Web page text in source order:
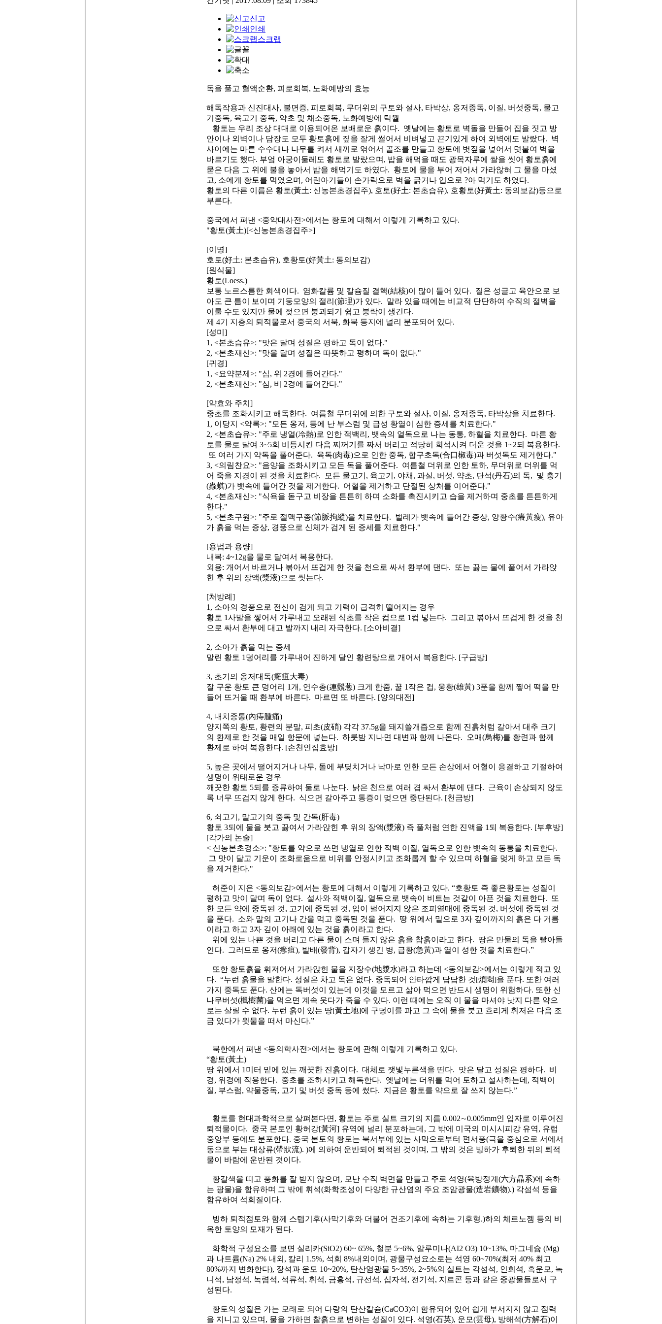
신고
인쇄
스크랩
독을 풀고 혈액순환, 피로회복, 노화예방의 효능
해독작용과 신진대사, 불면증, 피로회복, 무더위의 구토와 설사, 타박상, 옹저종독, 이질, 버섯중독, 물고
기중독, 육고기 중독, 약초 및 채소중독, 노화예방에 탁월
황토는 우리 조상 대대로 이용되어온 보배로운 흙이다. 옛날에는 황토로 벽돌을 만들어 집을 짓고 방
안이나 외벽이나 담장도 모두 황토흙에 짚을 잘게 썰어서 비벼넣고 끈기있게 하여 외벽에도 발랐다. 벽
사이에는 마른 수수대나 나무를 켜서 새끼로 엮어서 골조를 만들고 황토에 볏짚을 넣어서 덧붙여 벽을
바르기도 했다. 부엌 아궁이둘레도 황토로 발랐으며, 밥을 해먹을 때도 광목자루에 쌀을 씻어 황토흙에
묻은 다음 그 위에 불을 놓아서 밥을 해먹기도 하였다. 황토에 물을 부어 저어서 가라않혀 그 물을 마셨
고, 소에게 황토를 먹였으며, 어린아기들이 손가락으로 벽을 긁거나 입으로 ?아 먹기도 하였다.
황토의 다른 이름은 황토(黃土: 신농본초경집주), 호토(好土: 본초습유), 호황토(好黃土: 동의보감)등으로
부른다.
중국에서 펴낸 <중약대사전>에서는 황토에 대해서 이렇게 기록하고 있다.
"황토(黃土)[<신농본초경집주>]
[이명]
호토(好土: 본초습유), 호황토(好黃土: 동의보감)
[원식물]
황토(Loess.)
보통 노르스름한 회색이다. 염화칼륨 및 칼슘질 결핵(結核)이 많이 들어 있다. 질은 성글고 육안으로 보
아도 큰 틈이 보이며 기둥모양의 절리(節理)가 있다. 말라 있을 때에는 비교적 단단하여 수직의 절벽을
이룰 수도 있지만 물에 젖으면 붕괴되기 쉽고 붕락이 생긴다.
제 4기 지층의 퇴적물로서 중국의 서북, 화북 등지에 널리 분포되어 있다.
[성미]
1, <본초습유>: "맛은 달며 성질은 평하고 독이 없다."
2, <본초재신>: "맛을 달며 성질은 따뜻하고 평하며 독이 없다."
[귀경]
1, <요약분제>: "심, 위 2경에 들어간다."
2, <본초재신>: "심, 비 2경에 들어간다."
[약효와 주치]
중초를 조화시키고 해독한다. 여름철 무더위에 의한 구토와 설사, 이질, 옹저종독, 타박상을 치료한다.
1, 이당지 <약록>: "모든 옹저, 등에 난 부스럼 및 급성 황열이 심한 증세를 치료한다."
2, <본초습유>: "주로 냉열(冷熱)로 인한 적백리, 뱃속의 열독으로 나는 동통, 하혈을 치료한다. 마른 황
토를 물로 달여 3~5회 비등시킨 다음 찌꺼기를 짜서 버리고 적당히 희석시켜 더운 것을 1~2되 복용한다.
또 여러 가지 약독을 풀어준다. 육독(肉毒)으로 인한 중독, 합구초독(合口椒毒)과 버섯독도 제거한다."
3, <의림찬요>: "음양을 조화시키고 모든 독을 풀어준다. 여름철 더위로 인한 토하, 무더위로 더위를 먹
어 죽을 지경이 된 것을 치료한다. 모든 물고기, 육고기, 야채, 과실, 버섯, 약초, 단석(丹石)의 독, 및 충기
(蟲蜞)가 뱃속에 들어간 것을 제거한다. 어혈을 제거하고 단절된 상처를 이어준다."
4, <본초재신>: "식욕을 돋구고 비장을 튼튼히 하며 소화를 촉진시키고 습을 제거하며 중초를 튼튼하게
한다."
5, <본초구원>: "주로 절맥구종(節脈拘縱)을 치료한다. 벌레가 뱃속에 들어간 증상, 양황수(癢黃瘦), 유아
가 흙을 먹는 증상, 경풍으로 신체가 검게 된 증세를 치료한다."
[용법과 용량]
내복: 4~12g을 물로 달여서 복용한다.
외용: 개어서 바르거나 볶아서 뜨겁게 한 것을 천으로 싸서 환부에 댄다. 또는 끓는 물에 풀어서 가라앉
힌 후 위의 장액(漿液)으로 씻는다.
[처방례]
1, 소아의 경풍으로 전신이 검게 되고 기력이 급격히 떨어지는 경우
황토 1사발을 찧어서 가루내고 오래된 식초를 작은 컵으로 1컵 넣는다. 그리고 볶아서 뜨겁게 한 것을 천
으로 싸서 환부에 대고 발까지 내리 자극한다. [소아비결]
2, 소아가 흙을 먹는 증세
말린 황토 1덩어리를 가루내어 진하게 달인 황련탕으로 개어서 복용한다. [구급방]
3, 초기의 옹저대독(癰疽大毒)
잘 구운 황토 큰 덩어리 1개, 연수총(連鬚葱) 크게 한줌, 꿀 1작은 컵, 웅황(雄黃) 3푼을 함께 찧어 떡을 만
들어 뜨거울 때 환부에 바른다. 마르면 또 바른다. [양의대전]
4, 내치종통(內痔腫痛)
양지쪽의 황토, 황련의 분말, 피초(皮硝) 각각 37.5g을 돼지쓸개즙으로 함께 진흙처럼 갈아서 대추 크기
의 환제로 한 것을 매일 항문에 넣는다. 하룻밤 지나면 대변과 함께 나온다. 오매(烏梅)를 황련과 함께
환제로 하여 복용한다. [손천인집효방]
5, 높은 곳에서 떨어지거나 나무, 돌에 부딪치거나 낙마로 인한 모든 손상에서 어혈이 응결하고 기절하여
생명이 위태로운 경우
깨끗한 황토 5되를 증류하여 둘로 나눈다. 낡은 천으로 여러 겹 싸서 환부에 댄다. 근육이 손상되지 않도
록 너무 뜨겁지 않게 한다. 식으면 갈아주고 통증이 멎으면 중단된다. [천금방]
6, 쇠고기, 말고기의 중독 및 간독(肝毒)
황토 3되에 물을 붓고 끓여서 가라앉힌 후 위의 장액(漿液) 즉 풀처럼 연한 진액을 1되 복용한다. [부후방]
[각가의 논술]
< 신농본초경소>: "황토를 약으로 쓰면 냉열로 인한 적백 이질, 열독으로 인한 뱃속의 동통을 치료한다.
그 맛이 달고 기운이 조화로움으로 비위를 안정시키고 조화롭게 할 수 있으며 하혈을 멎게 하고 모든 독
을 제거한다."
허준이 지은 <동의보감>에서는 황토에 대해서 이렇게 기록하고 있다. “호황토 즉 좋은황토는 성질이
평하고 맛이 달며 독이 없다. 설사와 적백이질, 열독으로 뱃속이 비트는 것같이 아픈 것을 치료한다. 또
한 모든 약에 중독된 것, 고기에 중독된 것, 입이 벌어지지 않은 조피열매에 중독된 것, 버섯에 중독된 것
을 푼다. 소와 말의 고기나 간을 먹고 중독된 것을 푼다. 땅 위에서 밑으로 3자 깊이까지의 흙은 다 거름
이라고 하고 3자 깊이 아래에 있는 것을 흙이라고 한다.
위에 있는 나쁜 것을 버리고 다른 물이 스며 들지 않은 흙을 참흙이라고 한다. 땅은 만물의 독을 빨아들
인다. 그러므로 옹저(癰疽), 발배(發背), 갑자기 생긴 병, 급황(急黃)과 열이 성한 것을 치료한다.”
또한 황토흙을 휘저어서 가라앉힌 물을 지장수(地漿水)라고 하는데 <동의보감>에서는 이렇게 적고 있
다. “누런 흙물을 말한다. 성질은 차고 독은 없다. 중독되어 안타깝게 답답한 것[煩悶]을 푼다. 또한 여러
가지 중독도 푼다. 산에는 독버섯이 있는데 이것을 모르고 삶아 먹으면 반드시 생명이 위험하다. 또한 신
나무버섯(楓樹菌)을 먹으면 계속 웃다가 죽을 수 있다. 이런 때에는 오직 이 물을 마셔야 낫지 다른 약으
로는 살릴 수 없다. 누런 흙이 있는 땅[黃土地]에 구덩이를 파고 그 속에 물을 붓고 흐리게 휘저은 다음 조
금 있다가 윗물을 떠서 마신다.”
북한에서 펴낸 <동의학사전>에서는 황토에 관해 이렇게 기록하고 있다.
“황토(黃土)
땅 위에서 1미터 밑에 있는 깨끗한 진흙이다. 대체로 잿빛누른색을 띤다. 맛은 달고 성질은 평하다. 비
경, 위경에 작용한다. 중초를 조하시키고 해독한다. 옛날에는 더위를 먹어 토하고 설사하는데, 적백이
질, 부스럼, 약물중독, 고기 및 버섯 중독 등에 썼다. 지금은 황토를 약으로 잘 쓰지 않는다.”
황토를 현대과학적으로 살펴본다면, 황토는 주로 실트 크기의 지름 0.002∼0.005mm인 입자로 이루어진
퇴적물이다. 중국 본토인 황허강[黃河] 유역에 널리 분포하는데, 그 밖에 미국의 미시시피강 유역, 유럽
중앙부 등에도 분포한다. 중국 본토의 황토는 북서부에 있는 사막으로부터 편서풍(극을 중심으로 서에서
동으로 부는 대상류(帶狀流). )에 의하여 운반되어 퇴적된 것이며, 그 밖의 것은 빙하가 후퇴한 뒤의 퇴적
물이 바람에 운반된 것이다.
황갈색을 띠고 풍화를 잘 받지 않으며, 모난 수직 벽면을 만들고 주로 석영(육방정계(六方晶系)에 속하
는 광물)을 함유하며 그 밖에 휘석(화학조성이 다양한 규산염의 주요 조암광물(造岩鑛物).) 각섬석 등을
함유하여 석회질이다.
빙하 퇴적점토와 함께 스텝기후(사막기후와 더불어 건조기후에 속하는 기후형.)하의 체르노젬 등의 비
옥한 토양의 모재가 된다.
화학적 구성요소를 보면 실리카(SiO2) 60~ 65%, 철분 5~6%, 알루미나(AI2 O3) 10~13%, 마그네슘 (Mg)
과 나트륨(Na) 2% 내외, 칼리 1.5%, 석회 8%내외이며, 광물구성요소로는 석영 60~70%(최저 40% 최고
80%까지 변화한다), 장석과 운모 10~20%, 탄산염광물 5~35%, 2~5%의 실트는 각섬석, 인회석, 흑운모, 녹
니석, 남정석, 녹렴석, 석류석, 휘석, 금홍석, 규선석, 십자석, 전기석, 지르콘 등과 같은 중광물들로서 구
성된다.
황토의 성질은 가는 모래로 되어 다량의 탄산칼슘(CaCO3)이 함유되어 있어 쉽게 부서지지 않고 점력
을 지니고 있으며, 물을 가하면 찰흙으로 변하는 성질이 있다. 석영(石英), 운모(雲母), 방해석(方解石)이